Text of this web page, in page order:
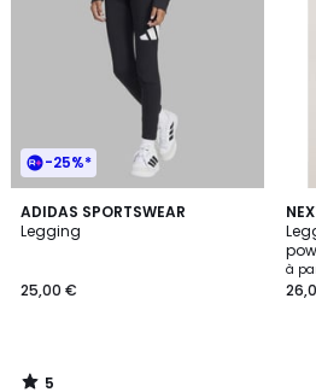
-25%*
ADIDAS SPORTSWEAR
Legging
25,00 €
5
/
5
à
3